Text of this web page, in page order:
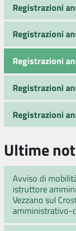
Registrazioni
Registrazioni
Registrazioni
Registrazioni
Registrazioni
Ultime
Avviso di
istruttore
Vezzano sul
amministrativo-